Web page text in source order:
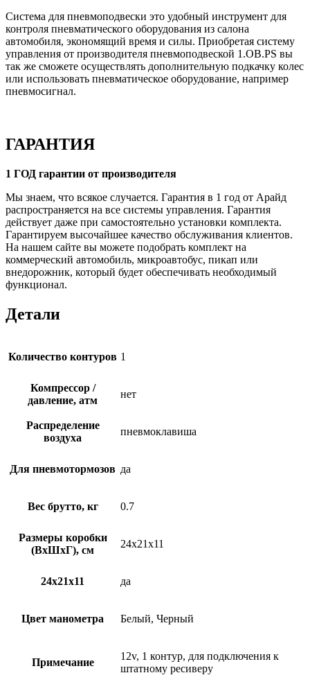
Система для пневмоподвески это удобный инструмент для
контроля пневматического оборудования из салона
автомобиля, экономящий время и силы. Приобретая систему
управления от производителя пневмоподвеской 1.OB.PS вы
так же сможете осуществлять дополнительную подкачку колес
или использовать пневматическое оборудование, например
пневмосигнал.
ГАРАНТИЯ
1 ГОД гарантии от производителя
Мы знаем, что всякое случается. Гарантия в 1 год от Арайд
распространяется на все системы управления. Гарантия
действует даже при самостоятельно установки комплекта.
Гарантируем высочайшее качество обслуживания клиентов.
На нашем сайте вы можете подобрать комплект на
коммерческий автомобиль, микроавтобус, пикап или
внедорожник, который будет обеспечивать необходимый
функционал.
Детали
Количество контуров 1
Компрессор /
давление, атм
нет
Распределение
воздуха
пневмоклавиша
Для пневмотормозов да
Вес брутто, кг 0.7
Размеры коробки
(ВхШхГ), см
24x21x11
24x21x11 да
Цвет манометра Белый, Черный
Примечание
12v, 1 контур, для подключения к
штатному ресиверу